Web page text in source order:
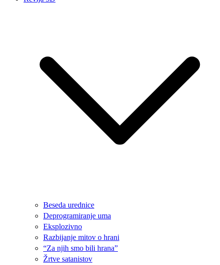
Beseda urednice
Deprogramiranje uma
Eksplozivno
Razbijanje mitov o hrani
“Za njih smo bili hrana”
Žrtve satanistov